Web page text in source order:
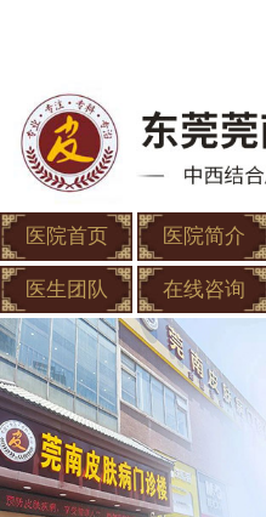
医院首页 医院简介
医生团队 在线咨询